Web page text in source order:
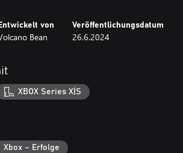
Entwickelt von
Bean
Veröffentlichungsdatum
26.6.2024
XBOX Series X|S
Xbox – Erfolge